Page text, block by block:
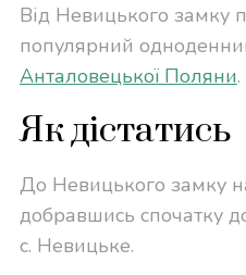
Від Невицького замку
популярний
Анталовецької Поляни.
Як дістатись
До Невицького замку
добравшись спочатку
с. Невицьке.